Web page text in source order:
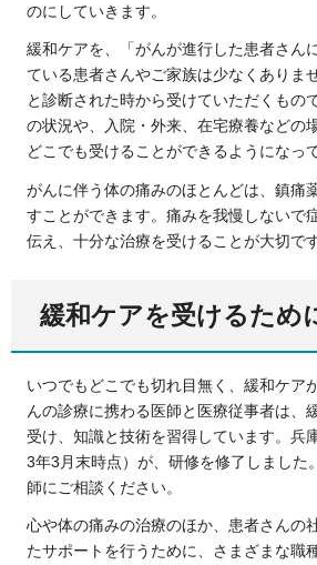
のにしていきます。
緩和ケアを、「がんが進行した患者さん
ている患者さんやご家族は少なくありま
と診断された時から受けていただくもの
の状況や、入院・外来、在宅療養などの
どこでも受けることができるようになっ
がんに伴う体の痛みのほとんどは、鎮痛
すことができます。痛みを我慢しないで
伝え、十分な治療を受けることが大切です
緩和ケアを受けるため
いつでもどこでも切れ目無く、緩和ケア
んの診療に携わる医師と医療従事者は、
受け、知識と技術を習得しています。兵
3年3月末時点）が、研修を修了しました
師にご相談ください。
心や体の痛みの治療のほか、患者さんの
たサポートを行うために、さまざまな職